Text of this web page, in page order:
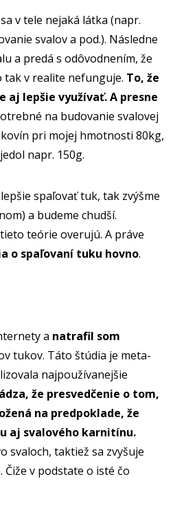
v tele nejaká látka (napr.
svalov a pod.). Následne
a predá s odôvodnením, že
tak v realite nefunguje. To, že
aj lepšie využívať. A presne
na budovanie svalovej
pri mojej hmotnosti 80kg,
napr. 150g.
spaľovať tuk, tak zvýšme
a budeme chudší.
teórie overujú. A práve
o spaľovaní tuku hovno.
a natrafil som
tukov. Táto štúdia je meta-
najpoužívanejšie
že presvedčenie o tom,
na predpoklade, že
aj svalového karnitínu.
svaloch, taktiež sa zvyšuje
v podstate o isté čo